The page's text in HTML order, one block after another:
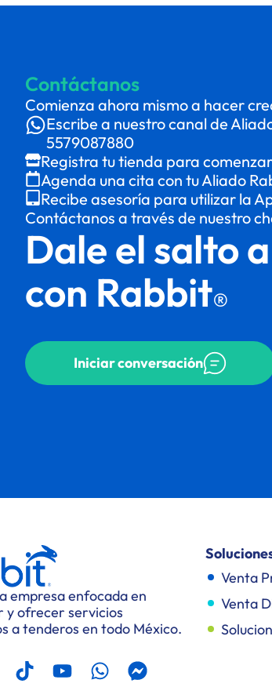
Contáctanos
Comienza ahora mismo a hacer
Escribe a nuestro canal de
5579087880
Registra tu tienda para
Agenda una cita con tu Aliado
Recibe asesoría para utilizar la
Contáctanos a través de nuestro
Dale el salto
con Rabbit®
Iniciar conversación
empresa enfocada en
y ofrecer servicios
a tenderos en todo México.
Venta
Venta